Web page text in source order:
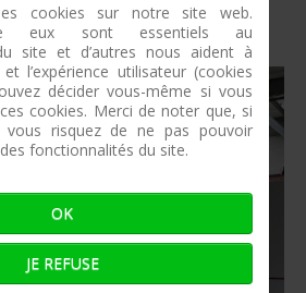
cookies sur notre site web.
eux sont essentiels au
site et d’autres nous aident à
l’expérience utilisateur (cookies
décider vous-même si vous
cookies. Merci de noter que, si
risquez de ne pas pouvoir
fonctionnalités du site.
OK
JE REFUSE